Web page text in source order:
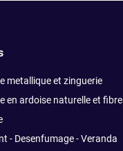
metallique et zinguerie
en ardoise naturelle et
- Desenfumage - Veranda